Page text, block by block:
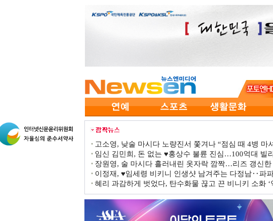
고소영, 낮술 마시다 노량진서 쫓겨나 “점심 때 4병 마
임신 김민희, 돈 없는 ♥홍상수 불륜 진심…100억대 빌
장원영, 술 마시다 흘러내린 옷자락 깜짝…리즈 갱신한
이정재, ♥임세령 비키니 인생샷 남겨주는 다정남‥파
혜리 과감하게 벗었다, 탄수화물 끊고 끈 비니키 소화 ‘